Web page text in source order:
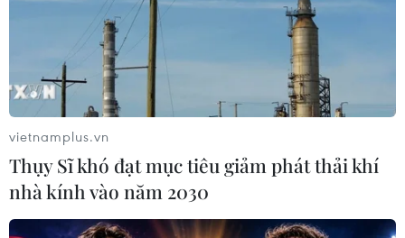
vietnamplus.vn
Thụy Sĩ khó đạt mục tiêu giảm phát thải khí
nhà kính vào năm 2030